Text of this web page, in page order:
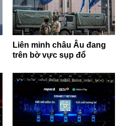
Liên minh châu Âu đang
trên bờ vực sụp đổ